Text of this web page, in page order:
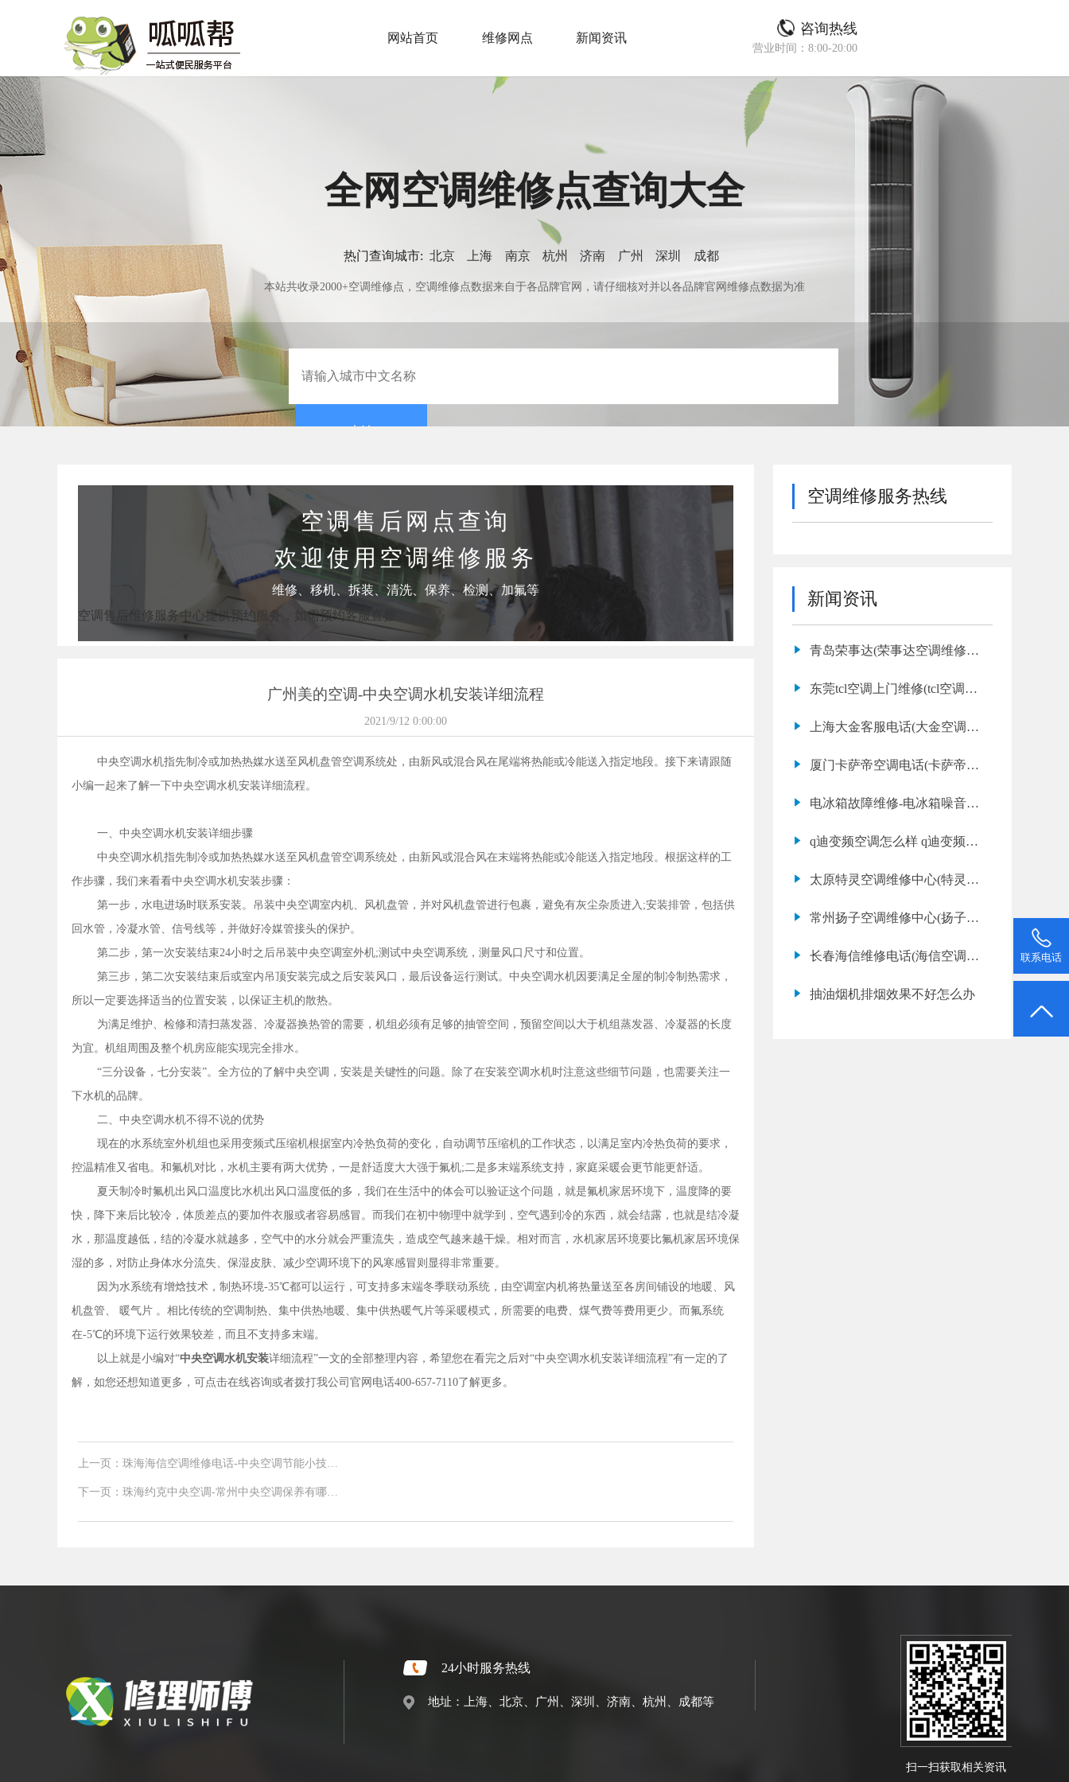
网站首页 维修网点 新闻资讯
咨询热线
营业时间：8:00-20:00
全网空调维修点查询大全
热门查询城市: 北京 上海 南京 杭州 济南 广州 深圳 成都
本站共收录2000+空调维修点，空调维修点数据来自于各品牌官网，请仔细核对并以各品牌官网维修点数据为准
空调售后网点查询
欢迎使用空调维修服务
维修、移机、拆装、清洗、保养、检测、加氟等
空调售后维修服务中心提供预约服务，如需预约客服直拨：
广州美的空调-中央空调水机安装详细流程
2021/9/12 0:00:00
中央空调水机指先制冷或加热热媒水送至风机盘管空调系统处，由新风或混合风在尾端将热能或冷能送入指定地段。接下来请跟随
小编一起来了解一下中央空调水机安装详细流程。
一、中央空调水机安装详细步骤
中央空调水机指先制冷或加热热媒水送至风机盘管空调系统处，由新风或混合风在末端将热能或冷能送入指定地段。根据这样的工
作步骤，我们来看看中央空调水机安装步骤：
第一步，水电进场时联系安装。吊装中央空调室内机、风机盘管，并对风机盘管进行包裹，避免有灰尘杂质进入;安装排管，包括供
回水管，冷凝水管、信号线等，并做好冷媒管接头的保护。
第二步，第一次安装结束24小时之后吊装中央空调室外机;测试中央空调系统，测量风口尺寸和位置。
第三步，第二次安装结束后或室内吊顶安装完成之后安装风口，最后设备运行测试。中央空调水机因要满足全屋的制冷制热需求，
所以一定要选择适当的位置安装，以保证主机的散热。
为满足维护、检修和清扫蒸发器、冷凝器换热管的需要，机组必须有足够的抽管空间，预留空间以大于机组蒸发器、冷凝器的长度
为宜。机组周围及整个机房应能实现完全排水。
“三分设备，七分安装”。全方位的了解中央空调，安装是关键性的问题。除了在安装空调水机时注意这些细节问题，也需要关注一
下水机的品牌。
二、中央空调水机不得不说的优势
现在的水系统室外机组也采用变频式压缩机根据室内冷热负荷的变化，自动调节压缩机的工作状态，以满足室内冷热负荷的要求，
控温精准又省电。和氟机对比，水机主要有两大优势，一是舒适度大大强于氟机;二是多末端系统支持，家庭采暖会更节能更舒适。
夏天制冷时氟机出风口温度比水机出风口温度低的多，我们在生活中的体会可以验证这个问题，就是氟机家居环境下，温度降的要
快，降下来后比较冷，体质差点的要加件衣服或者容易感冒。而我们在初中物理中就学到，空气遇到冷的东西，就会结露，也就是结冷凝
水，那温度越低，结的冷凝水就越多，空气中的水分就会严重流失，造成空气越来越干燥。相对而言，水机家居环境要比氟机家居环境保
湿的多，对防止身体水分流失、保湿皮肤、减少空调环境下的风寒感冒则显得非常重要。
因为水系统有增焓技术，制热环境-35℃都可以运行，可支持多末端冬季联动系统，由空调室内机将热量送至各房间铺设的地暖、风
机盘管、 暖气片 。相比传统的空调制热、集中供热地暖、集中供热暖气片等采暖模式，所需要的电费、煤气费等费用更少。而氟系统
在-5℃的环境下运行效果较差，而且不支持多末端。
以上就是小编对“中央空调水机安装详细流程”一文的全部整理内容，希望您在看完之后对“中央空调水机安装详细流程”有一定的了
解，如您还想知道更多，可点击在线咨询或者拨打我公司官网电话400-657-7110了解更多。
上一页：珠海海信空调维修电话-中央空调节能小技巧
下一页：珠海约克中央空调-常州中央空调保养有哪些
空调维修服务热线
新闻资讯
青岛荣事达(荣事达空调维修服
东莞tcl空调上门维修(tcl空调不
上海大金客服电话(大金空调维
厦门卡萨帝空调电话(卡萨帝空
电冰箱故障维修-电冰箱噪音大
q迪变频空调怎么样 q迪变频空
太原特灵空调维修中心(特灵空
常州扬子空调维修中心(扬子空
长春海信维修电话(海信空调有
抽油烟机排烟效果不好怎么办
24小时服务热线
地址：上海、北京、广州、深圳、济南、杭州、成都等
扫一扫获取相关资讯
联系电话